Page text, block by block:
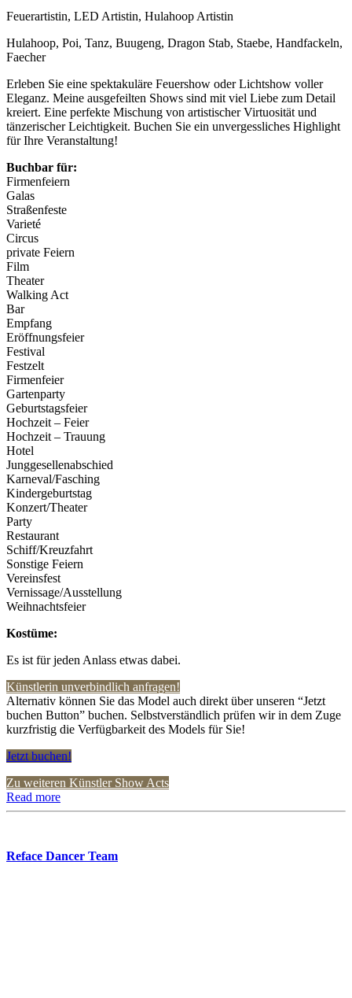
Feuerartistin, LED Artistin, Hulahoop Artistin
Hulahoop, Poi, Tanz, Buugeng, Dragon Stab, Staebe, Handfackeln,
Faecher
Erleben Sie eine spektakuläre Feuershow oder Lichtshow voller
Eleganz. Meine ausgefeilten Shows sind mit viel Liebe zum Detail
kreiert. Eine perfekte Mischung von artistischer Virtuosität und
tänzerischer Leichtigkeit. Buchen Sie ein unvergessliches Highlight
für Ihre Veranstaltung!
Buchbar für:
Firmenfeiern
Galas
Straßenfeste
Varieté
Circus
private Feiern
Film
Theater
Walking Act
Bar
Empfang
Eröffnungsfeier
Festival
Festzelt
Firmenfeier
Gartenparty
Geburtstagsfeier
Hochzeit – Feier
Hochzeit – Trauung
Hotel
Junggesellenabschied
Karneval/Fasching
Kindergeburtstag
Konzert/Theater
Party
Restaurant
Schiff/Kreuzfahrt
Sonstige Feiern
Vereinsfest
Vernissage/Ausstellung
Weihnachtsfeier
Kostüme:
Es ist für jeden Anlass etwas dabei.
Künstlerin unverbindlich anfragen!
Alternativ können Sie das Model auch direkt über unseren “Jetzt
buchen Button” buchen. Selbstverständlich prüfen wir in dem Zuge
kurzfristig die Verfügbarkeit des Models für Sie!
Jetzt buchen!
Zu weiteren Künstler Show Acts
Read more
Reface Dancer Team